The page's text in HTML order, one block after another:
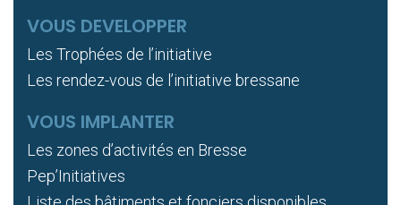
VOUS DEVELOPPER
Les Trophées de l’initiative
Les rendez-vous de l’initiative bressane
VOUS IMPLANTER
Les zones d’activités en Bresse
Pep’Initiatives